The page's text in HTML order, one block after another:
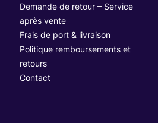
Demande de retour – Service
après vente
Frais de port & livraison
Politique remboursements et
retours
Contact